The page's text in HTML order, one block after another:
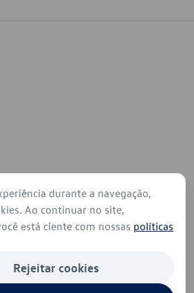
durante a navegação,
Ao continuar no site,
está ciente com nossas políticas
Rejeitar cookies